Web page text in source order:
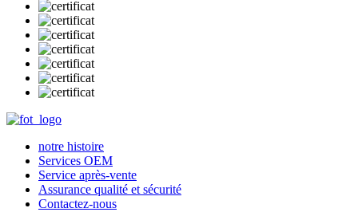
notre histoire
Services OEM
Service après-vente
Assurance qualité et sécurité
Contactez-nous